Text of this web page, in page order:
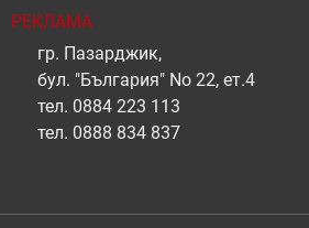
РЕКЛАМА
гр. Пазарджик,
бул. "България" No 22, ет.4
тел. 0884 223 113
тел. 0888 834 837